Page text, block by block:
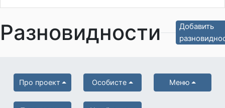
Разновидности
Добавить
Про проект Особисте Меню